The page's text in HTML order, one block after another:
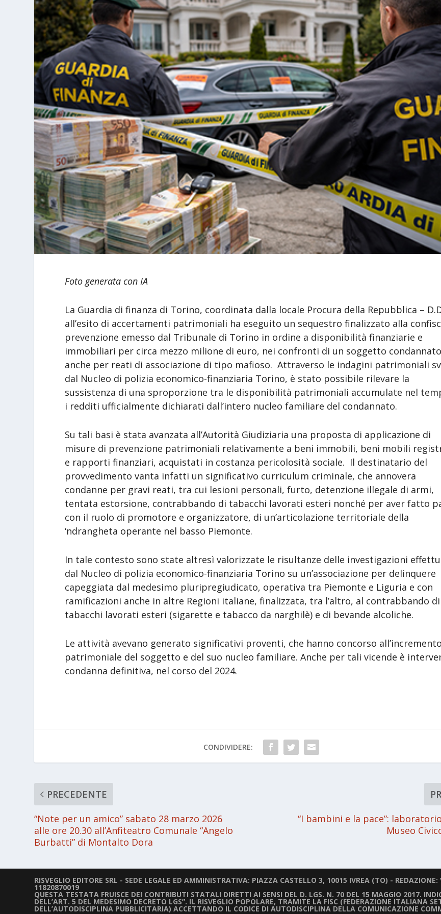
Foto generata con IA
La Guardia di finanza di Torino, coordinata dalla locale Procura della Repubblica –
all’esito di accertamenti patrimoniali ha eseguito un sequestro finalizzato alla
prevenzione emesso dal Tribunale di Torino in ordine a disponibilità finanziarie e
immobiliari per circa mezzo milione di euro, nei confronti di un soggetto condannato
anche per reati di associazione di tipo mafioso. Attraverso le indagini patrimoniali
dal Nucleo di polizia economico-finanziaria Torino, è stato possibile rilevare la
sussistenza di una sproporzione tra le disponibilità patrimoniali accumulate nel
i redditi ufficialmente dichiarati dall’intero nucleo familiare del condannato.
Su tali basi è stata avanzata all’Autorità Giudiziaria una proposta di applicazione di
misure di prevenzione patrimoniali relativamente a beni immobili, beni mobili
e rapporti finanziari, acquistati in costanza pericolosità sociale. Il destinatario del
provvedimento vanta infatti un significativo curriculum criminale, che annovera
condanne per gravi reati, tra cui lesioni personali, furto, detenzione illegale di armi,
tentata estorsione, contrabbando di tabacchi lavorati esteri nonché per aver fatto
con il ruolo di promotore e organizzatore, di un’articolazione territoriale della
‘ndrangheta operante nel basso Piemonte.
In tale contesto sono state altresì valorizzate le risultanze delle investigazioni
dal Nucleo di polizia economico-finanziaria Torino su un’associazione per delinquere
capeggiata dal medesimo pluripregiudicato, operativa tra Piemonte e Liguria e con
ramificazioni anche in altre Regioni italiane, finalizzata, tra l’altro, al contrabbando di
tabacchi lavorati esteri (sigarette e tabacco da narghilè) e di bevande alcoliche.
Le attività avevano generato significativi proventi, che hanno concorso all’incremento
patrimoniale del soggetto e del suo nucleo familiare. Anche per tali vicende è
condanna definitiva, nel corso del 2024.
CONDIVIDERE:
PRECEDENTE
“Note per un amico” sabato 28 marzo 2026
alle ore 20.30 all’Anfiteatro Comunale “Angelo
Burbatti” di Montalto Dora
“I bambini e la pace”:
Museo
RISVEGLIO EDITORE SRL - SEDE LEGALE ED AMMINISTRATIVA: PIAZZA CASTELLO 3, 10015 IVREA (TO) -
11820870019
QUESTA TESTATA FRUISCE DEI CONTRIBUTI STATALI DIRETTI AI SENSI DEL D. LGS. N. 70 DEL 15 MAGGIO 2017.
DELL’ART. 5 DEL MEDESIMO DECRETO LGS”. IL RISVEGLIO POPOLARE, TRAMITE LA FISC (FEDERAZIONE
DELL’AUTODISCIPLINA PUBBLICITARIA) ACCETTANDO IL CODICE DI AUTODISCIPLINA DELLA COMUNICAZIONE